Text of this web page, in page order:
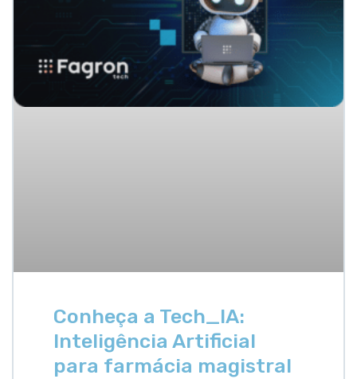
Conheça a Tech_IA:
Inteligência Artificial
para farmácia magistral